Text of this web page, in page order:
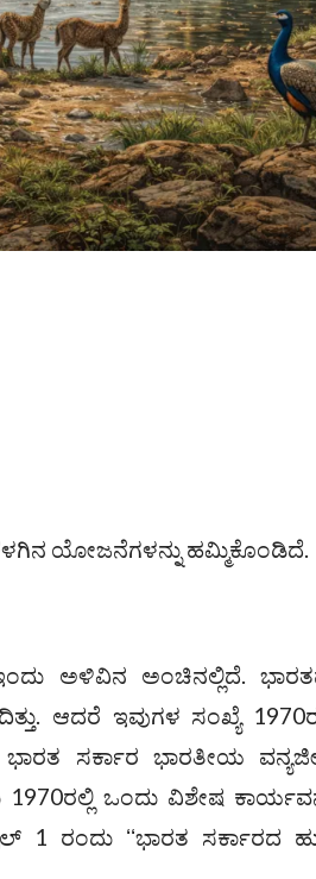
ಯೋಜನೆಗಳನ್ನು ಹಮ್ಮಿಕೊಂಡಿದೆ.
ಅಳಿವಿನ ಅಂಚಿನಲ್ಲಿದೆ.
ಆದರೆ ಇವುಗಳ ಸಂಖ್ಯೆ
ಸರ್ಕಾರ ಭಾರತೀಯ
ಒಂದು ವಿಶೇಷ
ರಂದು ʻʻಭಾರತ ಸರ್ಕಾರದ